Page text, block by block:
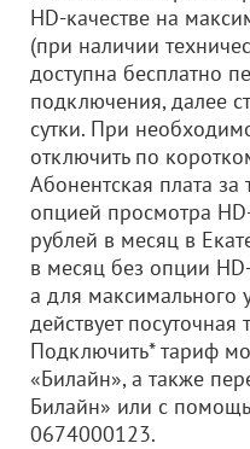
HD-качестве на
(при наличии
доступна бесплатно
подключения, далее
сутки. При
отключить по
Абонентская плата
опцией просмотра
рублей в месяц в
в месяц без опции
а для максимального
действует
Подключить* тариф
«Билайн», а также
Билайн» или с
0674000123.